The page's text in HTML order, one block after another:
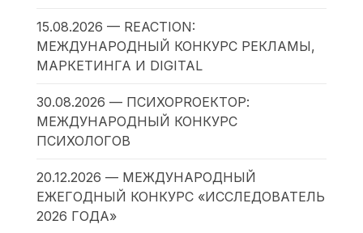
15.08.2026 — REACTION:
МЕЖДУНАРОДНЫЙ КОНКУРС РЕКЛАМЫ,
МАРКЕТИНГА И DIGITAL
30.08.2026 — ПСИХОPROЕКТОР:
МЕЖДУНАРОДНЫЙ КОНКУРС
ПСИХОЛОГОВ
20.12.2026 — МЕЖДУНАРОДНЫЙ
ЕЖЕГОДНЫЙ КОНКУРС «ИССЛЕДОВАТЕЛЬ
2026 ГОДА»